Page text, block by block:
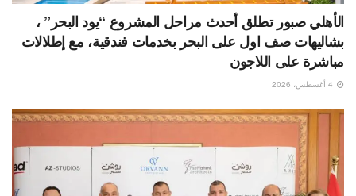
الأهلي صبور تطلق أحدث مراحل المشروع “يود البحر” ،
بشاليهات صف اول على البحر بخدمات فندقية، مع إطلالات
مباشرة على اللاجون